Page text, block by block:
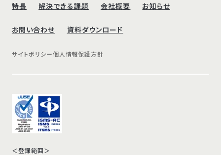
特長 解決できる課題 会社概要 お知らせ
お問い合わせ 資料ダウンロード
サイトポリシー個人情報保護方針
＜登録範囲＞